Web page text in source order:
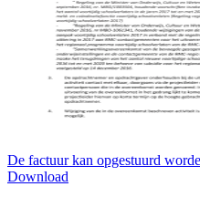
De factuur kan opgestuurd
Download